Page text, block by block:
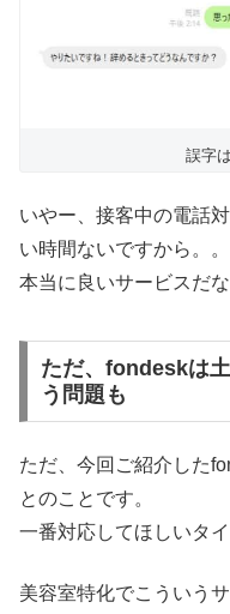
誤字
いやー、接客中の電話
い時間ないですから。。
本当に良いサービスだな
ただ、fondeskは
う問題も
ただ、今回ご紹介した
とのことです。
一番対応してほしいタ
美容室特化でこういう